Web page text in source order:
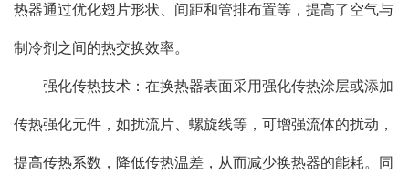
热器通过优化翅片形状、间距和管排布置等，提高了空气与
制冷剂之间的热交换效率。
强化传热技术：在换热器表面采用强化传热涂层或添加
传热强化元件，如扰流片、螺旋线等，可增强流体的扰动，
提高传热系数，降低传热温差，从而减少换热器的能耗。同